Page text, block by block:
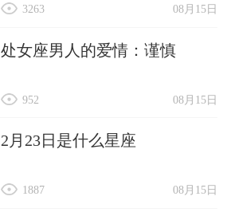
08月15日
3263
处女座男人的爱情：谨慎
08月15日
952
2月23日是什么星座
08月15日
1887